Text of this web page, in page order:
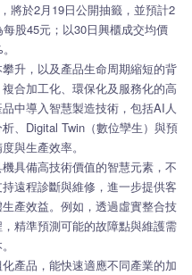
將於2月19日公開抽籤，並預計2
股45元；以30日興櫃成交均價
升，以及產品生命周期縮短的背
合加工化、環保化及服務化的高
中導入智慧製造技術，包括AI人
、Digital Twin（數位孿生）與預
與生產效率。
具備高技術價值的智慧元素，不
遠程診斷與維修，進一步提供客
產效益。例如，透過虛實整合技
精準預測可能的故障點與維護需
產品，能快速適應不同產業的加